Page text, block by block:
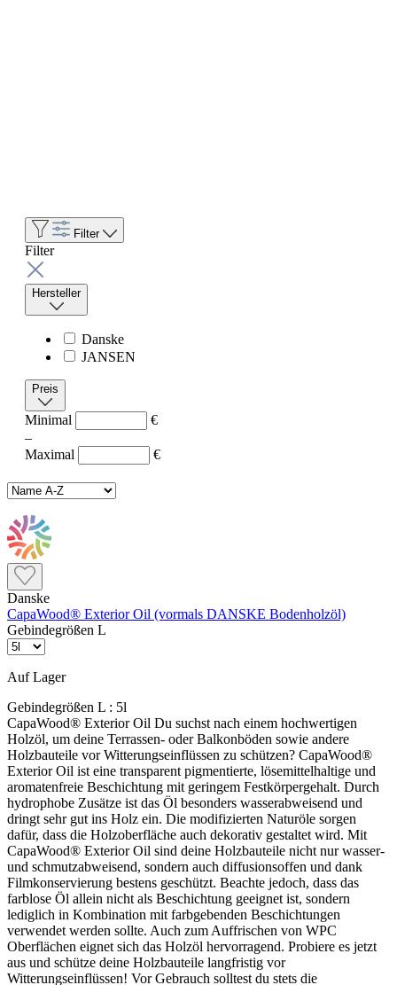
Filter
Filter
Hersteller
Danske
JANSEN
Preis
Minimal
€
–
Maximal
€
Danske
CapaWood® Exterior Oil (vormals DANSKE Bodenholzöl)
Gebindegrößen L
Auf Lager
Gebindegrößen L : 5l
CapaWood® Exterior Oil Du suchst nach einem hochwertigen
Holzöl, um deine Terrassen- oder Balkonböden sowie andere
Holzbauteile vor Witterungseinflüssen zu schützen? CapaWood®
Exterior Oil ist eine transparent pigmentierte, lösemittelhaltige und
aromatenfreie Beschichtung mit geringem Festkörpergehalt. Durch
hydrophobe Zusätze ist das Öl besonders wasserabweisend und
dringt sehr gut ins Holz ein. Die modifizierten Naturöle sorgen
dafür, dass die Holzoberfläche auch dekorativ gestaltet wird. Mit
CapaWood® Exterior Oil sind deine Holzbauteile nicht nur wasser-
und schmutzabweisend, sondern auch diffusionsoffen und dank
Filmkonservierung bestens geschützt. Beachte jedoch, dass das
farblose Öl allein nicht als Beschichtung geeignet ist, sondern
lediglich in Kombination mit farbgebenden Beschichtungen
verwendet werden sollte. Auch zum Auffrischen von WPC
Oberflächen eignet sich das Holzöl hervorragend. Probiere es jetzt
aus und schütze deine Holzbauteile langfristig vor
Witterungseinflüssen! Vor Gebrauch solltest du stets die